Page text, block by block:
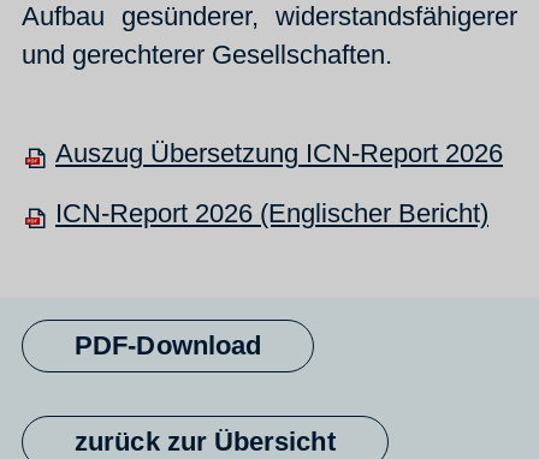
Aufbau gesünderer, widerstandsfähigerer
und gerechterer Gesellschaften.
Auszug Übersetzung ICN-Report 2026
ICN-Report 2026 (Englischer Bericht)
zurück zur Übersicht
PDF-Download